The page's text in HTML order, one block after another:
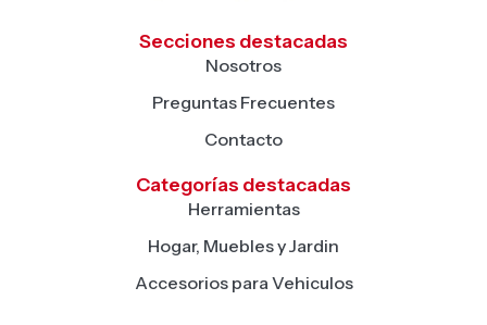
Secciones destacadas
Nosotros
Preguntas Frecuentes
Contacto
Categorías destacadas
Herramientas
Hogar, Muebles y Jardin
Accesorios para Vehiculos